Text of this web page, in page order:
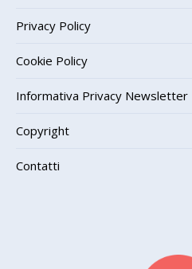
Privacy Policy
Cookie Policy
Informativa Privacy Newsletter
Copyright
Contatti